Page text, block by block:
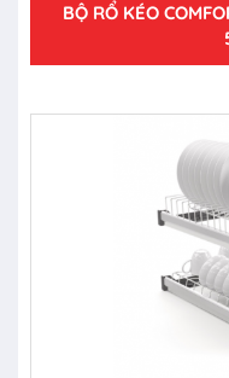
BỘ RỔ KÉO